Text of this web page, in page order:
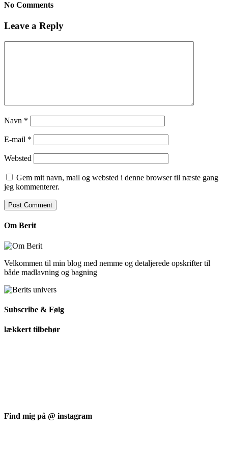
No Comments
Leave a Reply
Navn *
E-mail *
Websted
Gem mit navn, mail og websted i denne browser til næste gang
jeg kommenterer.
Om Berit
Velkommen til min blog med nemme og detaljerede opskrifter til
både madlavning og bagning
Subscribe & Følg
lækkert tilbehør
Find mig på @ instagram